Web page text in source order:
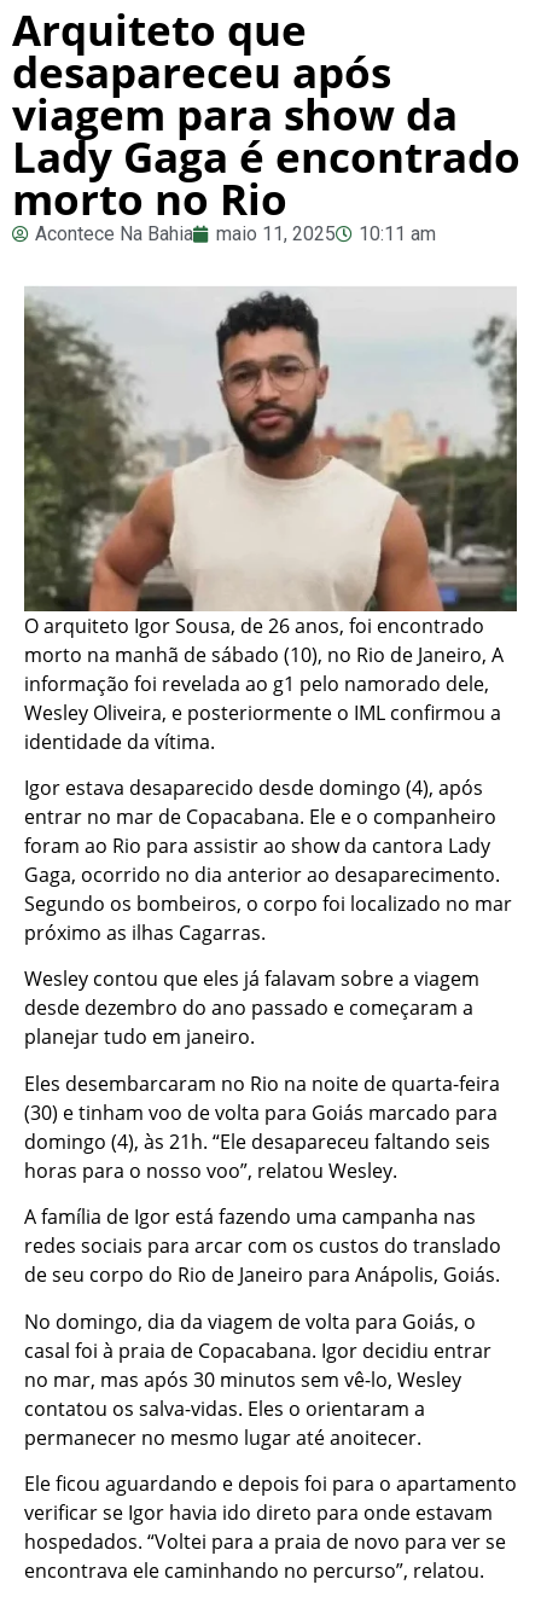
Arquiteto que
desapareceu após
viagem para show da
Lady Gaga é encontrado
morto no Rio
Acontece Na Bahia maio 11, 2025 10:11 am
O arquiteto Igor Sousa, de 26 anos, foi encontrado
morto na manhã de sábado (10), no Rio de Janeiro, A
informação foi revelada ao g1 pelo namorado dele,
Wesley Oliveira, e posteriormente o IML confirmou a
identidade da vítima.
Igor estava desaparecido desde domingo (4), após
entrar no mar de Copacabana. Ele e o companheiro
foram ao Rio para assistir ao show da cantora Lady
Gaga, ocorrido no dia anterior ao desaparecimento.
Segundo os bombeiros, o corpo foi localizado no mar
próximo as ilhas Cagarras.
Wesley contou que eles já falavam sobre a viagem
desde dezembro do ano passado e começaram a
planejar tudo em janeiro.
Eles desembarcaram no Rio na noite de quarta-feira
(30) e tinham voo de volta para Goiás marcado para
domingo (4), às 21h. “Ele desapareceu faltando seis
horas para o nosso voo”, relatou Wesley.
A família de Igor está fazendo uma campanha nas
redes sociais para arcar com os custos do translado
de seu corpo do Rio de Janeiro para Anápolis, Goiás.
No domingo, dia da viagem de volta para Goiás, o
casal foi à praia de Copacabana. Igor decidiu entrar
no mar, mas após 30 minutos sem vê-lo, Wesley
contatou os salva-vidas. Eles o orientaram a
permanecer no mesmo lugar até anoitecer.
Ele ficou aguardando e depois foi para o apartamento
verificar se Igor havia ido direto para onde estavam
hospedados. “Voltei para a praia de novo para ver se
encontrava ele caminhando no percurso”, relatou.